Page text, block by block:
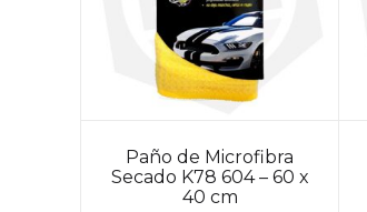
Paño de Microfibra
Secado K78 604 – 60 x
40 cm